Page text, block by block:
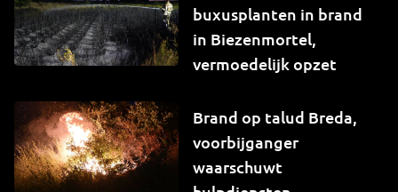
buxusplanten in brand
in Biezenmortel,
vermoedelijk opzet
Brand op talud Breda,
voorbijganger
waarschuwt